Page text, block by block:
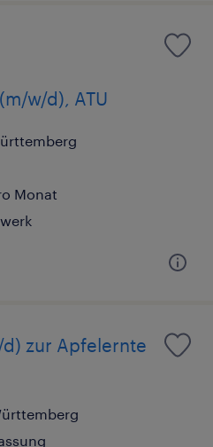
w/d), ATU
Monat
zur Apfelernte